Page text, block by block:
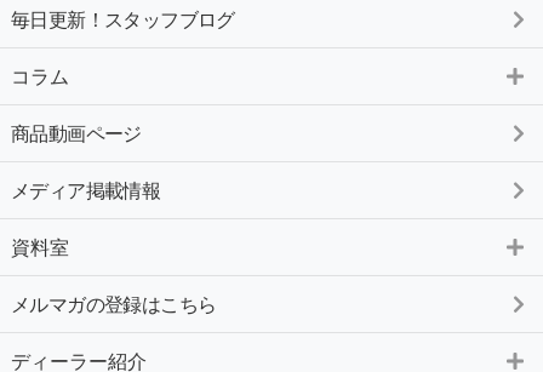
毎日更新！スタッフブログ
コラム
商品動画ページ
メディア掲載情報
資料室
メルマガの登録はこちら
ディーラー紹介